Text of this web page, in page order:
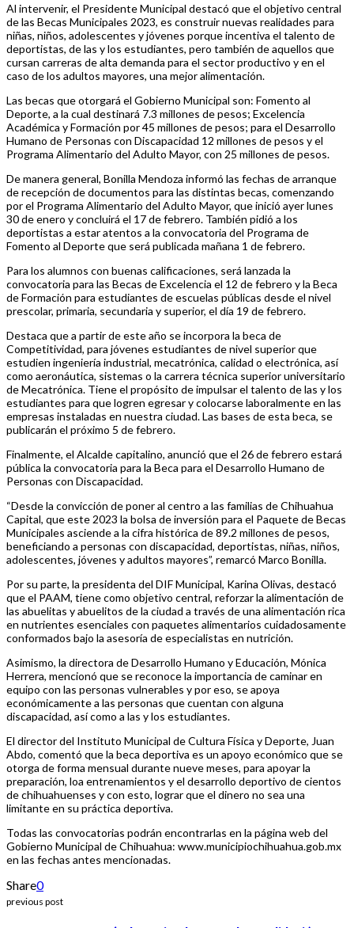
Al intervenir, el Presidente Municipal destacó que el objetivo central
de las Becas Municipales 2023, es construir nuevas realidades para
niñas, niños, adolescentes y jóvenes porque incentiva el talento de
deportistas, de las y los estudiantes, pero también de aquellos que
cursan carreras de alta demanda para el sector productivo y en el
caso de los adultos mayores, una mejor alimentación.
Las becas que otorgará el Gobierno Municipal son: Fomento al
Deporte, a la cual destinará 7.3 millones de pesos; Excelencia
Académica y Formación por 45 millones de pesos; para el Desarrollo
Humano de Personas con Discapacidad 12 millones de pesos y el
Programa Alimentario del Adulto Mayor, con 25 millones de pesos.
De manera general, Bonilla Mendoza informó las fechas de arranque
de recepción de documentos para las distintas becas, comenzando
por el Programa Alimentario del Adulto Mayor, que inició ayer lunes
30 de enero y concluirá el 17 de febrero. También pidió a los
deportistas a estar atentos a la convocatoria del Programa de
Fomento al Deporte que será publicada mañana 1 de febrero.
Para los alumnos con buenas calificaciones, será lanzada la
convocatoria para las Becas de Excelencia el 12 de febrero y la Beca
de Formación para estudiantes de escuelas públicas desde el nivel
prescolar, primaria, secundaria y superior, el día 19 de febrero.
Destaca que a partir de este año se incorpora la beca de
Competitividad, para jóvenes estudiantes de nivel superior que
estudien ingeniería industrial, mecatrónica, calidad o electrónica, así
como aeronáutica, sistemas o la carrera técnica superior universitario
de Mecatrónica. Tiene el propósito de impulsar el talento de las y los
estudiantes para que logren egresar y colocarse laboralmente en las
empresas instaladas en nuestra ciudad. Las bases de esta beca, se
publicarán el próximo 5 de febrero.
Finalmente, el Alcalde capitalino, anunció que el 26 de febrero estará
pública la convocatoria para la Beca para el Desarrollo Humano de
Personas con Discapacidad.
“Desde la convicción de poner al centro a las familias de Chihuahua
Capital, que este 2023 la bolsa de inversión para el Paquete de Becas
Municipales asciende a la cifra histórica de 89.2 millones de pesos,
beneficiando a personas con discapacidad, deportistas, niñas, niños,
adolescentes, jóvenes y adultos mayores”, remarcó Marco Bonilla.
Por su parte, la presidenta del DIF Municipal, Karina Olivas, destacó
que el PAAM, tiene como objetivo central, reforzar la alimentación de
las abuelitas y abuelitos de la ciudad a través de una alimentación rica
en nutrientes esenciales con paquetes alimentarios cuidadosamente
conformados bajo la asesoría de especialistas en nutrición.
Asimismo, la directora de Desarrollo Humano y Educación, Mónica
Herrera, mencionó que se reconoce la importancia de caminar en
equipo con las personas vulnerables y por eso, se apoya
económicamente a las personas que cuentan con alguna
discapacidad, así como a las y los estudiantes.
El director del Instituto Municipal de Cultura Física y Deporte, Juan
Abdo, comentó que la beca deportiva es un apoyo económico que se
otorga de forma mensual durante nueve meses, para apoyar la
preparación, loa entrenamientos y el desarrollo deportivo de cientos
de chihuahuenses y con esto, lograr que el dinero no sea una
limitante en su práctica deportiva.
Todas las convocatorias podrán encontrarlas en la página web del
Gobierno Municipal de Chihuahua: www.municipiochihuahua.gob.mx
en las fechas antes mencionadas.
Share0
previous post